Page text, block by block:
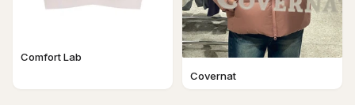
Comfort Lab
Covernat